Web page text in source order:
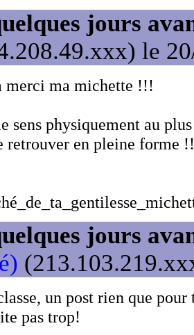
jours
le
merci ma michette !!!
sens physiquement au
retrouver en pleine forme !!
jours
un post rien que
pas trop!